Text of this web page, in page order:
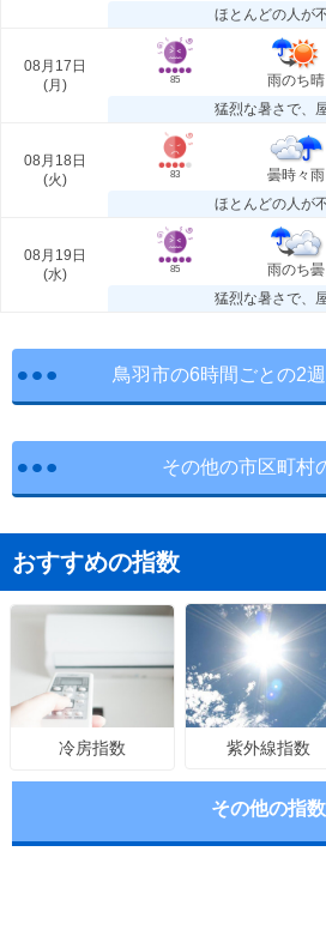
ほとんどの人が
08月17日
(月 ) 85 雨のち晴
猛烈な暑さで、
08月18日
(火) 83 曇時々雨
ほとんどの人が
08月19日
(水) 85 雨のち曇
猛烈な暑さで、
鳥羽市の6時間ごとの2
その他の市区町村
おすすめの指数
冷房指数 紫外線指数
その他の指数